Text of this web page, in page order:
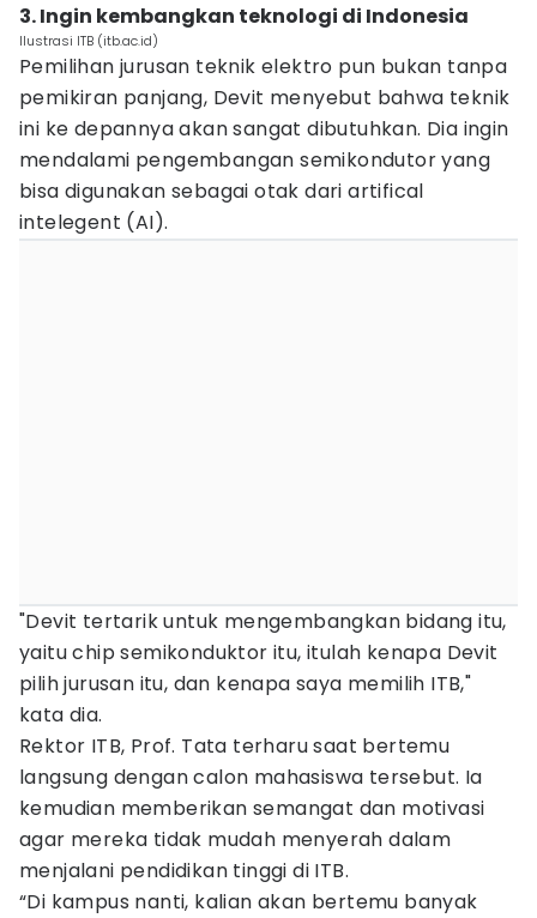
3. Ingin kembangkan teknologi di Indonesia
Ilustrasi ITB (itb.ac.id)
Pemilihan jurusan teknik elektro pun bukan tanpa
pemikiran panjang, Devit menyebut bahwa teknik
ini ke depannya akan sangat dibutuhkan. Dia ingin
mendalami pengembangan semikondutor yang
bisa digunakan sebagai otak dari artifical
intelegent (AI).
"Devit tertarik untuk mengembangkan bidang itu,
yaitu chip semikonduktor itu, itulah kenapa Devit
pilih jurusan itu, dan kenapa saya memilih ITB,"
kata dia.
Rektor ITB, Prof. Tata terharu saat bertemu
langsung dengan calon mahasiswa tersebut. Ia
kemudian memberikan semangat dan motivasi
agar mereka tidak mudah menyerah dalam
menjalani pendidikan tinggi di ITB.
“Di kampus nanti, kalian akan bertemu banyak